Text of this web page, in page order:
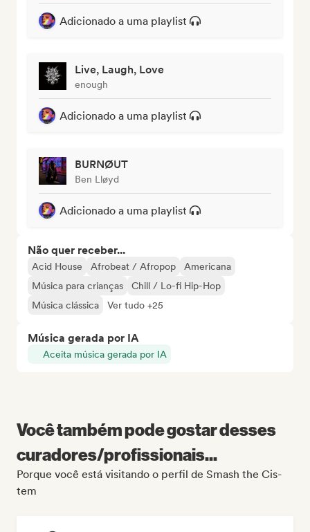
Adicionado a uma playlist
Live, Laugh, Love
enough
Adicionado a uma playlist
BURNØUT
Ben Lløyd
Adicionado a uma playlist
Não quer receber...
Acid House Afrobeat / Afropop
Americana
Música para crianças
Chill / Lo-fi Hip-Hop
Música clássica
Ver tudo +25
Música gerada por IA
Aceita música gerada por IA
Você também pode gostar desses
curadores/profissionais...
Porque você está visitando o perfil de Smash the Cis-
tem